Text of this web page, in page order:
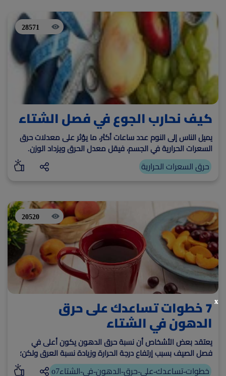
28571
كيف نحارب الجوع في فصل الشتاء
يميل الناس إلى النوم عدد ساعات أكثر، ما يؤثر على معدلات حرق
السعرات الحرارية في الجسم، فيقل معدل الحرق ويزداد الوزن.
حرق السعرات الحرارية
20520
7 خطوات تساعدك على حرق
الدهون في الشتاء
يعتقد بعض الأشخاص أن نسبة حرق الدهون يكون أعلى في
فصل الصيف بسبب إرتفاع درجة الحرارة وزيادة نسبة العرق ولكن؛
هل سألت نفسك عن مدى صحة هذه المقولة؟
o7خطوات-تساعدك-على-حرق-الدهون-في-الشتاء
x